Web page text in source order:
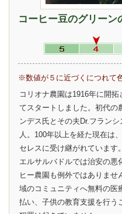
コーヒー豆のグリーン
※数値が５に近づくにつれて
コリオナ農園は1916年に開
てスタートしました。初代の
ンデス氏とその夫Dr.フラン
人。100年以上を経た現在は
セレスに受け継がれています。
エルサルバドルでは治安の悪
ヒー農園も例外ではありま
域のコミュニティへ無料の医
払い、子供の教育支援を行う